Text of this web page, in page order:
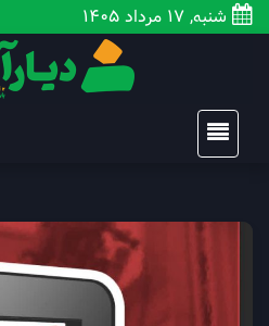
شنبه, 17 مرداد 1405